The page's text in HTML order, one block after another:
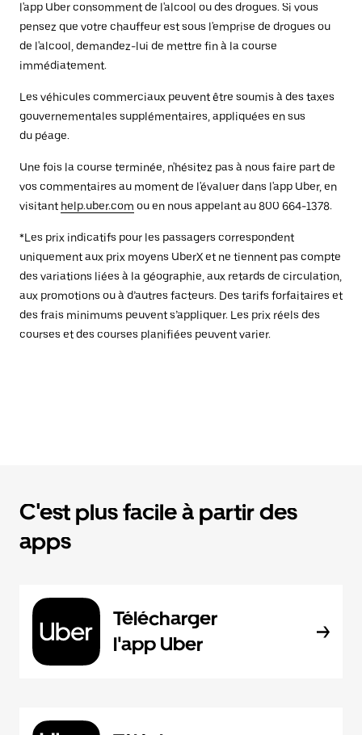
l'app Uber consomment de l'alcool ou des drogues. Si vous
pensez que votre chauffeur est sous l'emprise de drogues ou
de l'alcool, demandez-lui de mettre fin à la course
immédiatement.
Les véhicules commerciaux peuvent être soumis à des taxes
gouvernementales supplémentaires, appliquées en sus
du péage.
Une fois la course terminée, n'hésitez pas à nous faire part de
vos commentaires au moment de l'évaluer dans l'app Uber, en
visitant help.uber.com ou en nous appelant au 800 664-1378.
*Les prix indicatifs pour les passagers correspondent
uniquement aux prix moyens UberX et ne tiennent pas compte
des variations liées à la géographie, aux retards de circulation,
aux promotions ou à d’autres facteurs. Des tarifs forfaitaires et
des frais minimums peuvent s’appliquer. Les prix réels des
courses et des courses planifiées peuvent varier.
C'est plus facile à partir des
apps
Télécharger
l'app Uber